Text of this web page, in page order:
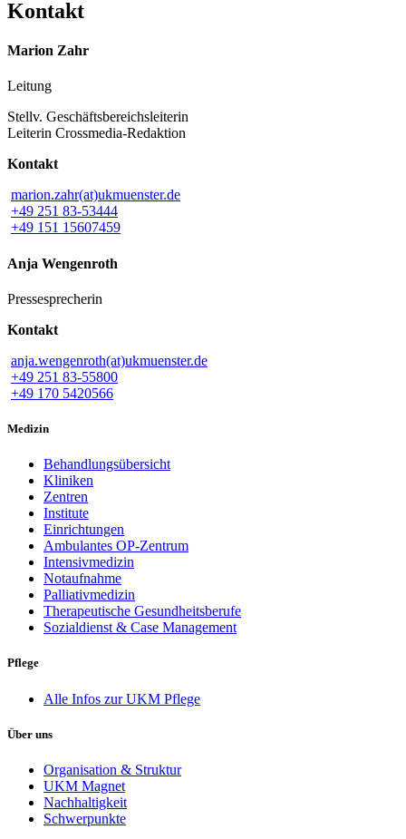
Kontakt
Marion Zahr
Leitung
Stellv. Geschäftsbereichsleiterin
Leiterin Crossmedia-Redaktion
Kontakt
marion.zahr(at)ukmuenster.de
+49 251 83-53444
+49 151 15607459
Anja Wengenroth
Pressesprecherin
Kontakt
anja.wengenroth(at)ukmuenster.de
+49 251 83-55800
+49 170 5420566
Medizin
Behandlungsübersicht
Kliniken
Zentren
Institute
Einrichtungen
Ambulantes OP-Zentrum
Intensivmedizin
Notaufnahme
Palliativmedizin
Therapeutische Gesundheitsberufe
Sozialdienst & Case Management
Pflege
Alle Infos zur UKM Pflege
Über uns
Organisation & Struktur
UKM Magnet
Nachhaltigkeit
Schwerpunkte